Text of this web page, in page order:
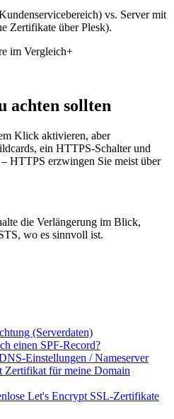
vs. Server mit
Zertifikate über Plesk).
im Vergleich+
achten sollten
Klick aktivieren, aber
ein HTTPS-Schalter und
HTTPS erzwingen Sie meist über
die Verlängerung im Blick,
wo es sinnvoll ist.
(Serverdaten)
einen SPF-Record?
Einstellungen / Nameserver
Zertifikat für meine Domain
Let's Encrypt SSL-Zertifikate